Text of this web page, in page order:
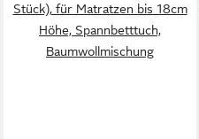
Stück), für Matratzen bis 18cm
Höhe, Spannbetttuch,
Baumwollmischung